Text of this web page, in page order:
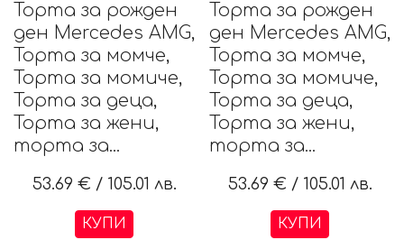
Торта за рожден
ден Mercedes AMG,
Торта за момче,
Торта за момиче,
Торта за деца,
Торта за жени,
торта за...
53.69 € / 105.01 лв.
КУПИ
Торта за рожден
ден Mercedes AMG,
Торта за момче,
Торта за момиче,
Торта за деца,
Торта за жени,
торта за...
53.69 € / 105.01 лв.
КУПИ